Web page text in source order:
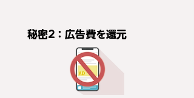
秘密2：広告費を還元